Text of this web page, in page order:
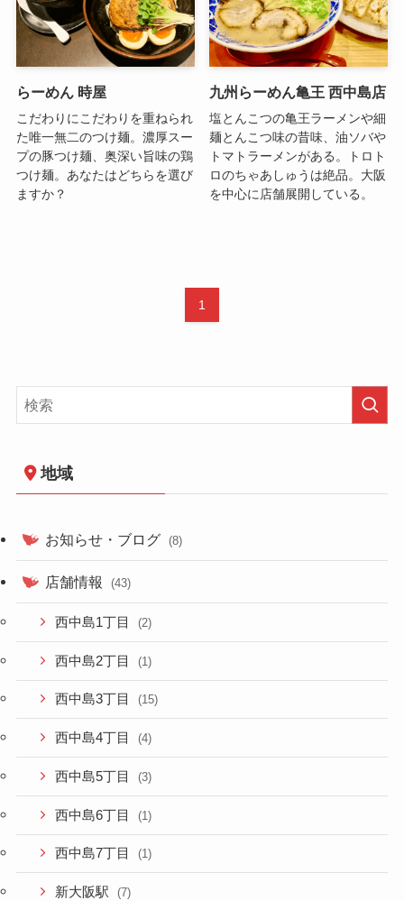
らーめん 時屋
こだわりにこだわりを重ねられ
た唯一無二のつけ麺。濃厚スー
プの豚つけ麺、奥深い旨味の鶏
つけ麺。あなたはどちらを選び
ますか？
九州らーめん亀王 西中島店
塩とんこつの亀王ラーメンや細
麺とんこつ味の昔味、油ソバや
トマトラーメンがある。トロト
ロのちゃあしゅうは絶品。大阪
を中心に店舗展開している。
1
地域
お知らせ・ブログ (8)
店舗情報 (43)
西中島1丁目 (2)
西中島2丁目 (1)
西中島3丁目 (15)
西中島4丁目 (4)
西中島5丁目 (3)
西中島6丁目 (1)
西中島7丁目 (1)
新大阪駅 (7)